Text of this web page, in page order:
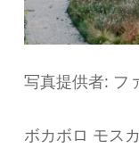
写真提供者: フ
ボカボロ モス